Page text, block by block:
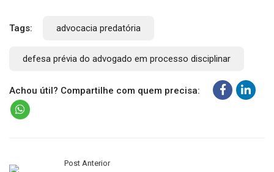
Tags: advocacia predatória
defesa prévia do advogado em processo disciplinar
Achou útil? Compartilhe com quem precisa:
Post Anterior